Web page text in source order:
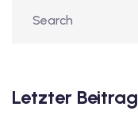
Letzter Beitrag